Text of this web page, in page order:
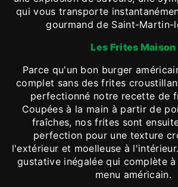
qui vous transporte
gourmand de Saint-Martin-
Les Frites Maison
Parce qu'un bon burger
complet sans des frites
perfectionné notre recette de
Coupées à la main à partir de
fraîches, nos frites sont
perfection pour une texture
l'extérieur et moelleuse à
gustative inégalée qui complète
menu américain.